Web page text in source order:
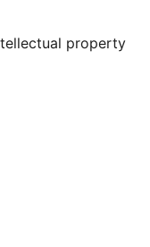
property